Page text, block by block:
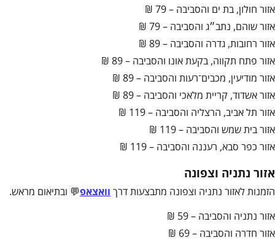
אזור חולון, בת ים והסביבה – 79 ₪
אזור שוהם, נתב״ג והסביבה – 79 ₪
אזור רחובות, גדרה והסביבה – 89 ₪
אזור פתח תקווה, בקעת אונו והסביבה – 89 ₪
אזור מודיעין, מכבים־רעות והסביבה – 89 ₪
אזור אשדוד, קריית מלאכי והסביבה – 89 ₪
אזור תל אביב, הרצליה והסביבה – 119 ₪
אזור בית שמש והסביבה – 119 ₪
אזור כפר סבא, רעננה והסביבה – 119 ₪
אזור נתניה וצפונה
הזמנות לאזור נתניה וצפונה מתבצעות דרך וואצאפ💬 ובתיאום מראש.
אזור נתניה והסביבה – 59 ₪
אזור חדרה והסביבה – 69 ₪